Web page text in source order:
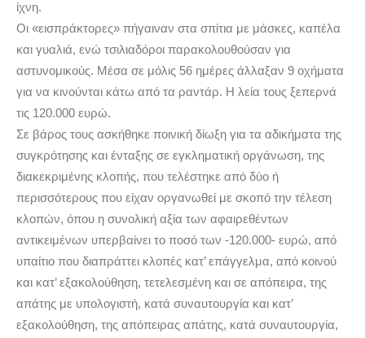
ίχνη.
Οι «εισπράκτορες» πήγαιναν στα σπίτια με μάσκες, καπέλα
και γυαλιά, ενώ τσιλιαδόροι παρακολουθούσαν για
αστυνομικούς. Μέσα σε μόλις 56 ημέρες άλλαξαν 9 οχήματα
για να κινούνται κάτω από τα ραντάρ. Η λεία τους ξεπερνά
τις 120.000 ευρώ.
Σε βάρος τους ασκήθηκε ποινική δίωξη για τα αδικήματα της
συγκρότησης και ένταξης σε εγκληματική οργάνωση, της
διακεκριμένης κλοπής, που τελέστηκε από δύο ή
περισσότερους που είχαν οργανωθεί με σκοπό την τέλεση
κλοπών, όπου η συνολική αξία των αφαιρεθέντων
αντικειμένων υπερβαίνει το ποσό των -120.000- ευρώ, από
υπαίτιο που διαπράττει κλοπές κατ’ επάγγελμα, από κοινού
και κατ’ εξακολούθηση, τετελεσμένη και σε απόπειρα, της
απάτης με υπολογιστή, κατά συναυτουργία και κατ’
εξακολούθηση, της απόπειρας απάτης, κατά συναυτουργία,